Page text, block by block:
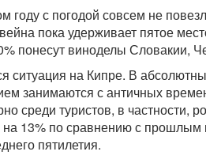
году с погодой совсем не
пока удерживает пятое
понесут виноделы Словакии,
ситуация на Кипре. В
занимаются с античных
среди туристов, в частности,
на 13% по сравнению с
пятилетия.